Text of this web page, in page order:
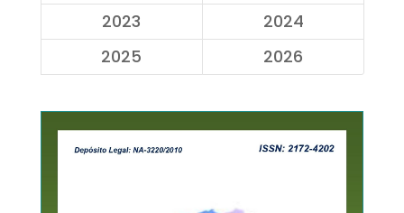
2023
2024
2025
2026